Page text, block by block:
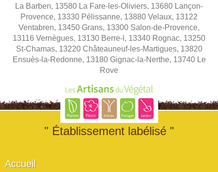
La Barben, 13580 La Fare-les-Oliviers, 13680 Lançon-
Provence, 13330 Pélissanne, 13880 Velaux, 13122
Ventabren, 13450 Grans, 13300 Salon-de-Provence,
13116 Vernègues, 13130 Berre-l, 13340 Rognac, 13250
St-Chamas, 13220 Châteauneuf-les-Martigues, 13820
Ensuès-la-Redonne, 13180 Gignac-la-Nerthe, 13740 Le
Rove
" Établissement labélisé "
Accueil